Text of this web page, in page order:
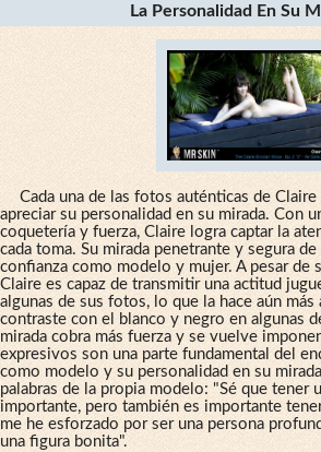
La Personalidad En Su
Cada una de las fotos auténticas de Claire
apreciar su personalidad en su mirada. Con
coquetería y fuerza, Claire logra captar la
cada toma. Su mirada penetrante y segura
confianza como modelo y mujer. A pesar de
Claire es capaz de transmitir una actitud
algunas de sus fotos, lo que la hace aún más
contraste con el blanco y negro en algunas
mirada cobra más fuerza y se vuelve
expresivos son una parte fundamental del
como modelo y su personalidad en su
palabras de la propia modelo: "Sé que tener
importante, pero también es importante
me he esforzado por ser una persona
una figura bonita".